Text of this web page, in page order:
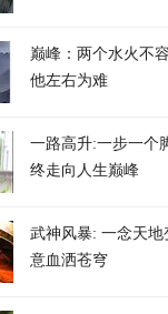
巅峰：两个水火不
他左右为难
一路高升:一步一个
终走向人生巅峰
武神风暴: 一念天地
意血洒苍穹